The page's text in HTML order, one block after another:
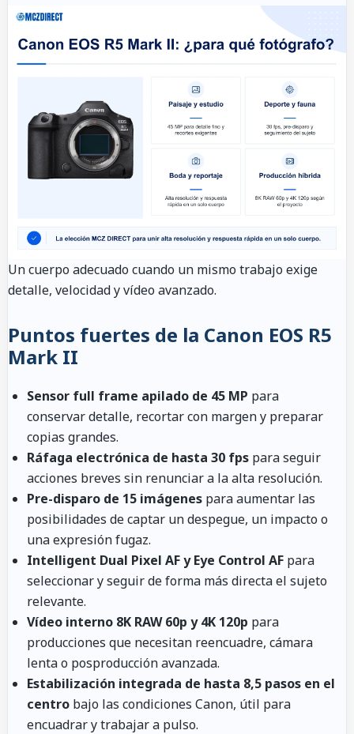
Un cuerpo adecuado cuando un mismo trabajo exige
detalle, velocidad y vídeo avanzado.
Puntos fuertes de la Canon EOS R5
Mark II
Sensor full frame apilado de 45 MP para
conservar detalle, recortar con margen y preparar
copias grandes.
Ráfaga electrónica de hasta 30 fps para seguir
acciones breves sin renunciar a la alta resolución.
Pre-disparo de 15 imágenes para aumentar las
posibilidades de captar un despegue, un impacto o
una expresión fugaz.
Intelligent Dual Pixel AF y Eye Control AF para
seleccionar y seguir de forma más directa el sujeto
relevante.
Vídeo interno 8K RAW 60p y 4K 120p para
producciones que necesitan reencuadre, cámara
lenta o posproducción avanzada.
Estabilización integrada de hasta 8,5 pasos en el
centro bajo las condiciones Canon, útil para
encuadrar y trabajar a pulso.